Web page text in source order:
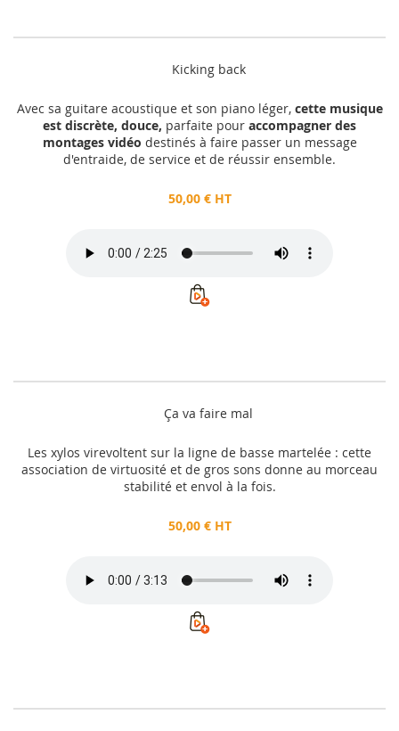
Kicking back
Avec sa guitare acoustique et son piano léger, cette musique
est discrète, douce, parfaite pour accompagner des
montages vidéo destinés à faire passer un message
d'entraide, de service et de réussir ensemble.
50,00 € HT
Ça va faire mal
Les xylos virevoltent sur la ligne de basse martelée : cette
association de virtuosité et de gros sons donne au morceau
stabilité et envol à la fois.
50,00 € HT